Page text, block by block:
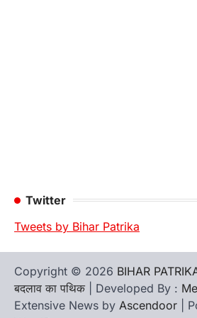
Twitter
Tweets by Bihar Patrika
Copyright © 2026 BIHAR
बदलाव का पथिक | Developed By :
Extensive News by Ascendoor |